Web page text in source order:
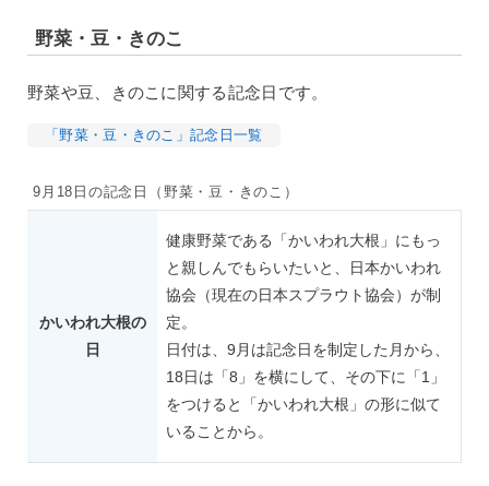
野菜・豆・きのこ
野菜や豆、きのこに関する記念日です。
「野菜・豆・きのこ」記念日一覧
9月18日の記念日（野菜・豆・きのこ）
かいわれ大根の
日
健康野菜である「かいわれ大根」にもっ
と親しんでもらいたいと、日本かいわれ
協会（現在の日本スプラウト協会）が制
定。
日付は、9月は記念日を制定した月から、
18日は「8」を横にして、その下に「1」
をつけると「かいわれ大根」の形に似て
いることから。